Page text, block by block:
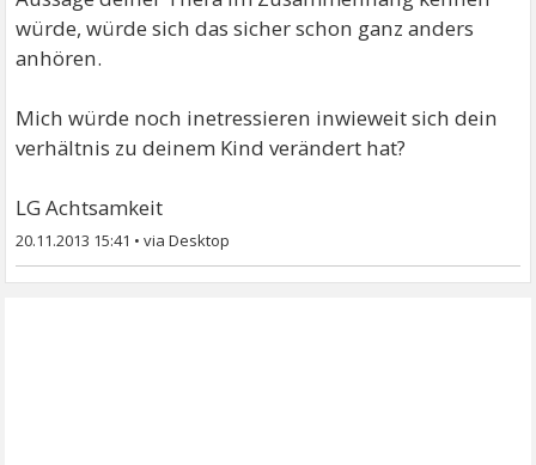
würde, würde sich das sicher schon ganz anders
anhören.
Mich würde noch inetressieren inwieweit sich dein
verhältnis zu deinem Kind verändert hat?
LG Achtsamkeit
20.11.2013 15:41 •